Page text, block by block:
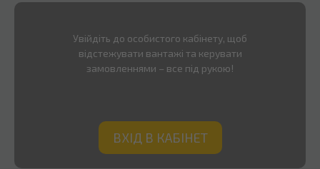
Увійдіть до особистого кабінету, щоб
відстежувати вантажі та керувати
замовленнями – все під рукою!
ВХІД В КАБІНЕТ